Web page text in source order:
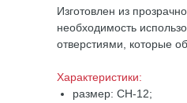
Изготовлен из
необходимость
отверстиями, которые
Характеристики:
размер: CH-12;